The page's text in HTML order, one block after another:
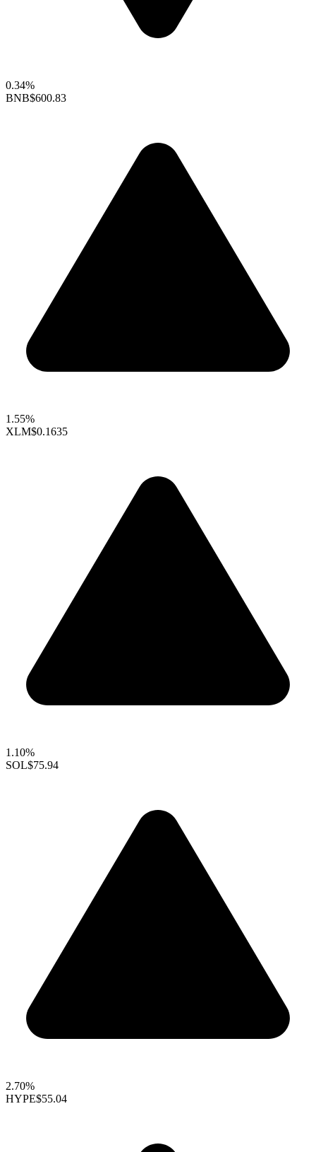
0.34%
BNB$600.83
1.55%
XLM$0.1635
1.10%
SOL$75.94
2.70%
HYPE$55.04